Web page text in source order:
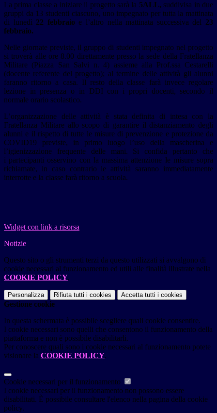
La prima classe a iniziare il progetto sarà la 5ALL, suddivisa in due
gruppi da 13 studenti ciascuno, uno impegnato per tutta la mattinata
di lunedì 22 febbraio e l’altro nella mattinata successiva del 23
febbraio.
Nelle giornate previste, il gruppo di studenti impegnato nel progetto
si troverà alle ore 8.00 direttamente presso la sede della Fratellanza
Militare (Piazza San Salvi n. 4) assieme alla Prof.ssa Cestarelli
(docente referente del progetto); al termine delle attività gli alunni
faranno ritorno a casa. Il resto della classe farà invece regolare
lezione in presenza o in DDI con i propri docenti, secondo il
normale orario scolastico.
L’organizzazione delle attività è stata definita di intesa con la
Fratellanza Militare allo scopo di garantire il distanziamento degli
alunni e il rispetto di tutte le misure di prevenzione e protezione da
COVID19 previste, in primo luogo l’uso della mascherina e
l’igienizzazione frequente delle mani. Si confida pertanto che
i partecipanti osservino con la massima attenzione le misure sopra
richiamate, in caso contrario le attività saranno immediatamente
interrotte e la classe farà ritorno a scuola.
Widget con link a risorsa
Notizie
Questo sito o gli strumenti terzi da questo utilizzati si avvalgono di
cookie necessari al funzionamento ed utili alle finalità illustrate nella
COOKIE POLICY.
Personalizza Rifiuta tutti i cookies Accetta tutti i cookies
Gestione cookie
In questa schermata è possibile scegliere quali cookie consentire.
I cookie necessari sono quelli che consentono il funzionamento della
piattaforma e non è possibile disabilitarli.
Per conoscere quali sono i cookie necessari al funzionamento potete
visionare la COOKIE POLICY.
Cookie necessari per il funzionamento
I cookie necessari per il funzionamento non possono essere
disabilitati. È possibile consultare l'elenco nella pagina della cookie
policy.